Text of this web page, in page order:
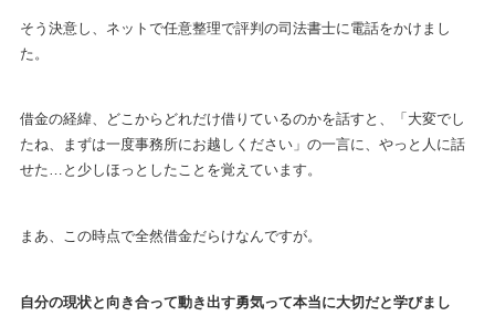
そう決意し、ネットで任意整理で評判の司法書士に電話をかけまし
た。
借金の経緯、どこからどれだけ借りているのかを話すと、「大変でし
たね、まずは一度事務所にお越しください」の一言に、やっと人に話
せた…と少しほっとしたことを覚えています。
まあ、この時点で全然借金だらけなんですが。
自分の現状と向き合って動き出す勇気って本当に大切だと学びまし